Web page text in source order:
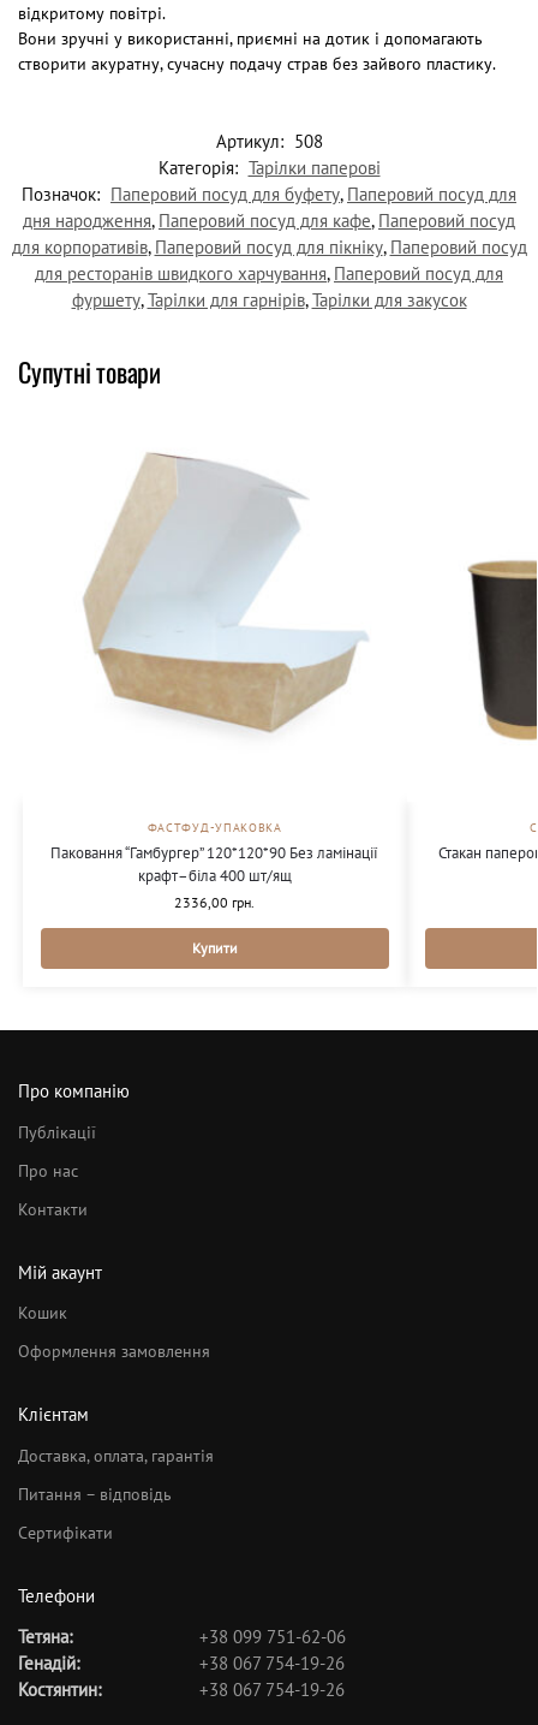
відкритому повітрі.
Вони зручні у використанні, приємні на дотик і допомагають
створити акуратну, сучасну подачу страв без зайвого пластику.
Артикул: 508
Категорія: Тарілки паперові
Позначок: Паперовий посуд для буфету, Паперовий посуд для
дня народження, Паперовий посуд для кафе, Паперовий посуд
для корпоративів, Паперовий посуд для пікніку, Паперовий посуд
для ресторанів швидкого харчування, Паперовий посуд для
фуршету,Тарілки для гарнірів,Тарілки для закусок
Супутні товари
ФАСТФУД-УПАКОВКА
Паковання “Гамбургер” 120*120*90 Без ламінації
крафт–біла 400 шт/ящ
2336,00 грн.
Купити
Стакан
Про компанію
Публікації
Про нас
Контакти
Мій акаунт
Кошик
Оформлення замовлення
Клієнтам
Доставка, оплата, гарантія
Питання – відповідь
Сертифікати
Телефони
Тетяна:
+38 099 751-62-06
Генадій:
+38 067 754-19-26
Костянтин:
+38 067 754-19-26